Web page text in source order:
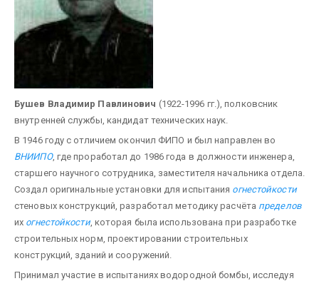
Бушев Владимир Павлинович (1922-1996 гг.), полковсник
внутренней службы, кандидат технических наук.
В 1946 году с отличием окончил ФИПО и был направлен во
ВНИИПО, где проработал до 1986 года в должности инженера,
старшего научного сотрудника, заместителя начальника отдела.
Создал оригинальные установки для испытания огнестойкости
стеновых конструкций, разработал методику расчёта пределов
их огнестойкости, которая была использована при разработке
строительных норм, проектировании строительных
конструкций, зданий и сооружений.
Принимал участие в испытаниях водородной бомбы, исследуя